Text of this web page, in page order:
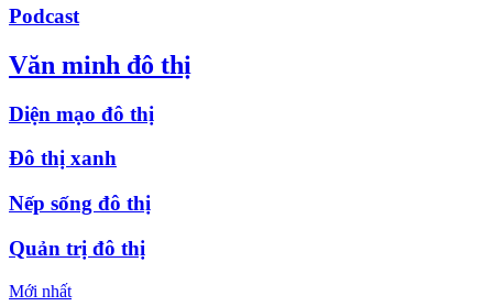
Podcast
Văn minh đô thị
Diện mạo đô thị
Đô thị xanh
Nếp sống đô thị
Quản trị đô thị
Mới nhất